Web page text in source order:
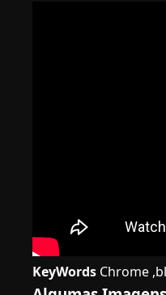
KeyWords Chrome